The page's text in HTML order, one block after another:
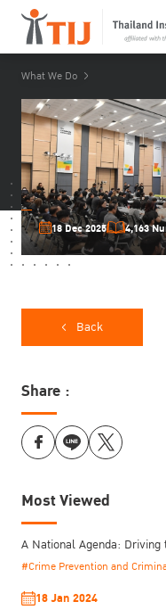
What We Do
18 Dec 2025 4,163
Back
Share :
Most Viewed
A National Agenda:
#Crime Prevention and
18 Jan 2024